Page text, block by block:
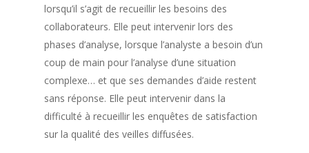
lorsqu’il s’agit de recueillir les besoins des
collaborateurs. Elle peut intervenir lors des
phases d’analyse, lorsque l’analyste a besoin d’un
coup de main pour l’analyse d’une situation
complexe… et que ses demandes d’aide restent
sans réponse. Elle peut intervenir dans la
difficulté à recueillir les enquêtes de satisfaction
sur la qualité des veilles diffusées.